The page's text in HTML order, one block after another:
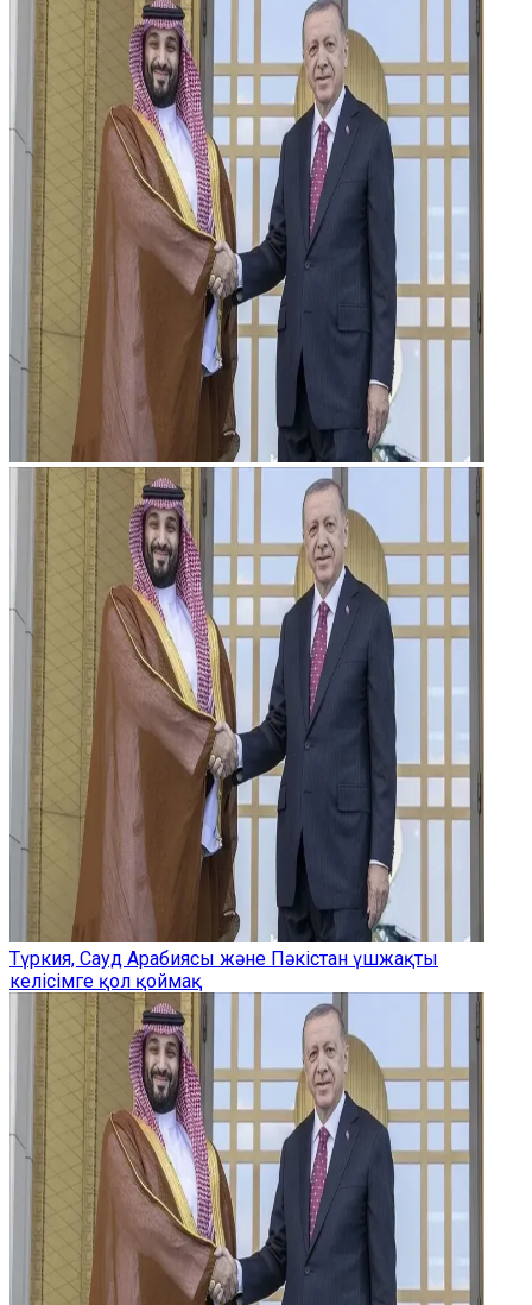
Түркия, Сауд Арабиясы және Пәкістан үшжақты
келісімге қол қоймақ